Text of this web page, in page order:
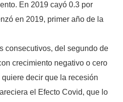
En 2019 cayó 0.3 por
en 2019, primer año de la
consecutivos, del segundo de
crecimiento negativo o cero
decir que la recesión
el Efecto Covid, que lo